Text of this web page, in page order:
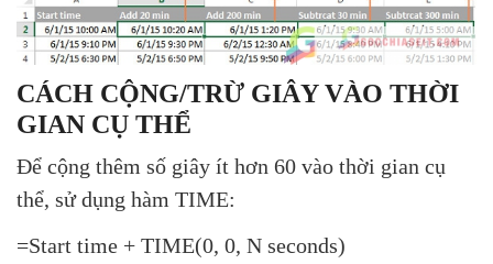
CÁCH CỘNG/TRỪ GIÂY VÀO THỜI
GIAN CỤ THỂ
Để cộng thêm số giây ít hơn 60 vào thời gian cụ
thể, sử dụng hàm TIME:
=Start time + TIME(0, 0, N seconds)